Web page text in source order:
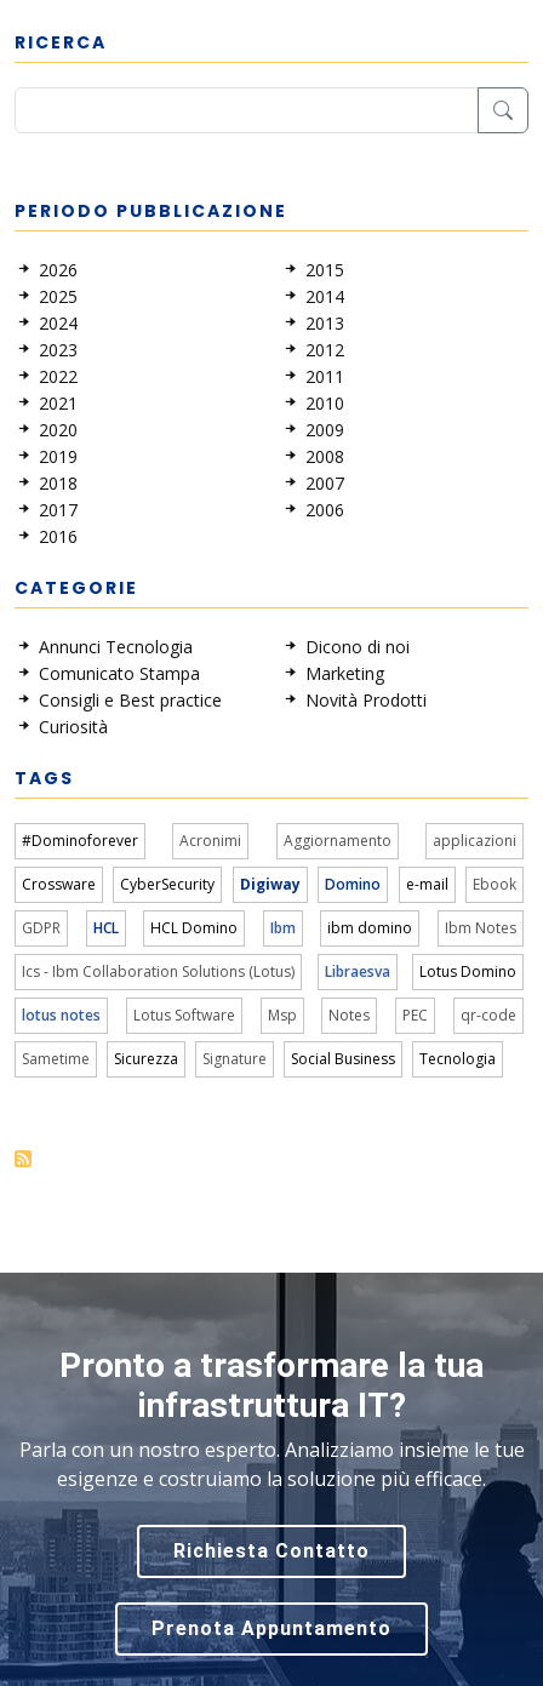
RICERCA
PERIODO PUBBLICAZIONE
2026
2025
2024
2023
2022
2021
2020
2019
2018
2017
2016
2015
2014
2013
2012
2011
2010
2009
2008
2007
2006
CATEGORIE
Annunci Tecnologia
Comunicato Stampa
Consigli e Best practice
Curiosità
Dicono di noi
Marketing
Novità Prodotti
TAGS
#Dominoforever Acronimi Aggiornamento applicazioni
Crossware CyberSecurity Digiway Domino e-mail Ebook
GDPR HCL HCL Domino Ibm ibm domino Ibm Notes
Ics - Ibm Collaboration Solutions (Lotus) Libraesva Lotus Domino
lotus notes Lotus Software Msp Notes PEC qr-code
Sametime Sicurezza Signature Social Business Tecnologia
Pronto a trasformare la tua
infrastruttura IT?
Parla con un nostro esperto. Analizziamo insieme le tue
esigenze e costruiamo la soluzione più efficace.
Richiesta Contatto
Prenota Appuntamento